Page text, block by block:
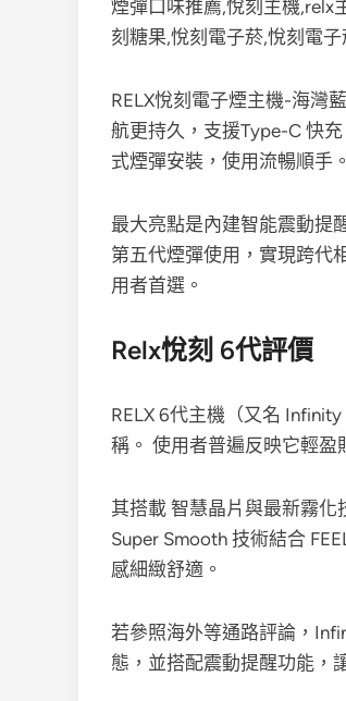
RELX悅刻電子煙主機-海灣
航更持久，支援Type-C 快
式煙彈安裝，使用流暢順手。
最大亮點是內建智能震動提
第五代煙彈使用，實現跨代
用者首選。
Relx悅刻 6代評價
RELX 6代主機（又名
稱。 使用者普遍反映它輕盈
其搭載 智慧晶片與最新霧化
Super Smooth 技術結合
感細緻舒適。
若參照海外等通路評論，
態，並搭配震動提醒功能，